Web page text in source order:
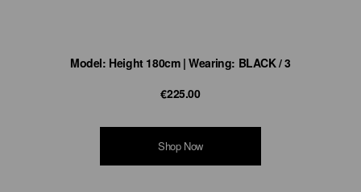
Model: Height 180cm | Wearing: BLACK / 3
€225.00
Shop Now